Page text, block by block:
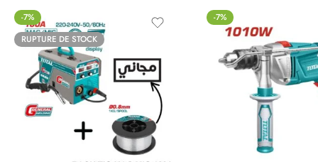
-7%
RUPTURE DE STOCK
-7%